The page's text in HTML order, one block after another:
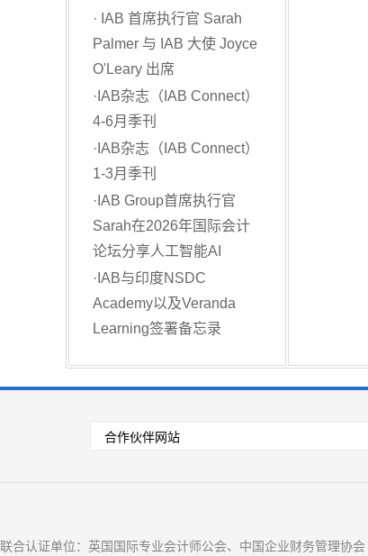
· IAB 首席执行官 Sarah
Palmer 与 IAB 大使 Joyce
O'Leary 出席
· IAB杂志（IAB Connect）
4-6月季刊
· IAB杂志（IAB Connect）
1-3月季刊
· IAB Group首席执行官
Sarah在2026年国际会计
论坛分享人工智能AI
· IAB与印度NSDC
Academy以及Veranda
Learning签署备忘录
联合认证单位：英国国际专业会计师公会、中国企业财务管理协会